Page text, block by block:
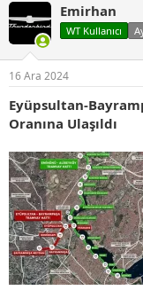
i
r
:
Emirhan
WT Kullanıcı
16 Ara 2024
Eyüpsultan-
Oranına Ulaşıldı